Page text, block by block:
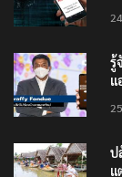
รู้
แ
ป
แ